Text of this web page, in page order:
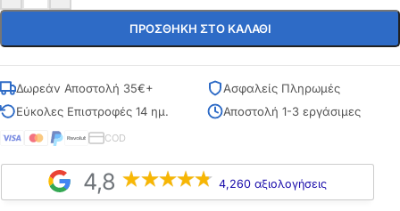
ΠΡΟΣΘΉΚΗ ΣΤΟ ΚΑΛΆΘΙ
Δωρεάν Αποστολή 35€+
Ασφαλείς Πληρωμές
Εύκολες Επιστροφές 14 ημ.
Αποστολή 1-3 εργάσιμες
COD
4,8 4,260 αξιολογήσεις